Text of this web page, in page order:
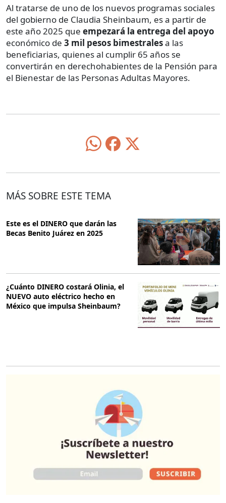
Al tratarse de uno de los nuevos programas sociales
del gobierno de Claudia Sheinbaum, es a partir de
este año 2025 que empezará la entrega del apoyo
económico de 3 mil pesos bimestralesa las
beneficiarias, quienes al cumplir 65 años se
convertirán en derechohabientes de la Pensión para
el Bienestar de las Personas Adultas Mayores.
MÁS SOBRE ESTE TEMA
Este es el DINERO que darán las
Becas Benito Juárez en 2025
¿Cuánto DINERO costará Olinia, el
NUEVO auto eléctrico hecho en
México que impulsa Sheinbaum?